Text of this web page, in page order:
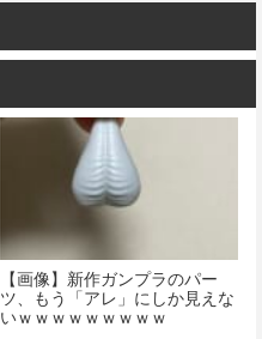
【画像】新作ガンプラのパー
ツ、もう「アレ」にしか見えな
いｗｗｗｗｗｗｗｗｗ